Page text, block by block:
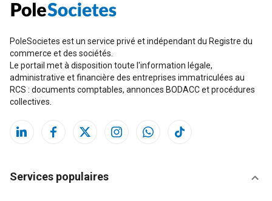
PoleSocietes est un service privé et indépendant du Registre du
commerce et des sociétés.
Le portail met à disposition toute l'information légale,
administrative et financière des entreprises immatriculées au
RCS : documents comptables, annonces BODACC et procédures
collectives.
Services populaires